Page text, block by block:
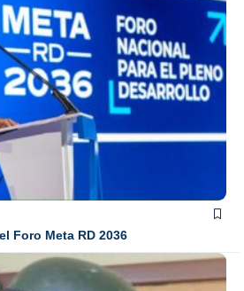
Foro Meta RD 2036